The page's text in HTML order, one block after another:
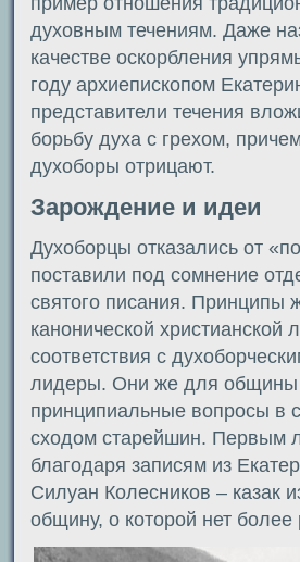
духовным течениям. Даже
качестве оскорбления
году архиепископом
представители течения
борьбу духа с грехом,
духоборы отрицают.
Зарождение и идеи
Духоборцы отказались от
поставили под сомнение
святого писания. Принципы
канонической
соответствия с
лидеры. Они же для общины
принципиальные вопросы в
сходом старейшин. Первым
благодаря записям из
Силуан Колесников – казак
общину, о которой нет